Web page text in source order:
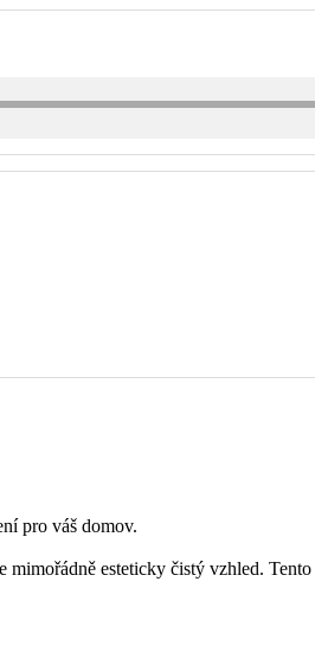
pro váš domov.
esteticky čistý vzhled.